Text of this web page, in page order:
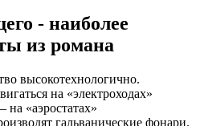
- наиболее
из романа
высокотехнологично.
на «электроходах»
«аэростатах»
гальванические фонари.